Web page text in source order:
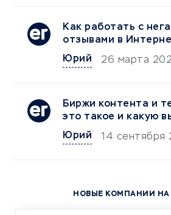
Как работать с
отзывами в
Юрий
26 марта
Биржи контента и
это такое и какую
Юрий
14 сентября
НОВЫЕ КОМПАНИИ НА